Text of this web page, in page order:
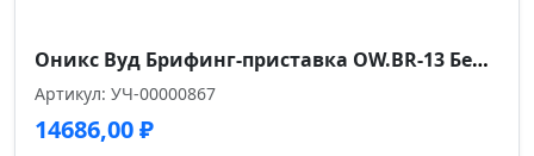
Оникс Вуд Брифинг-приставка OW.BR-13 Белый Бриллиант/Дуб Темный/Металл Антрацит 1380*720*750
Артикул: УЧ-00000867
14686,00₽